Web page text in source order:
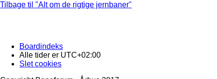
Tilbage til "Alt om de rigtige jernbaner"
Boardindeks
Alle tider er UTC+02:00
Slet cookies